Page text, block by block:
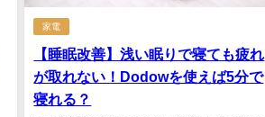
家電
【睡眠改善】浅い眠りで寝ても疲れ
が取れない！Dodowを使えば5分で
寝れる？